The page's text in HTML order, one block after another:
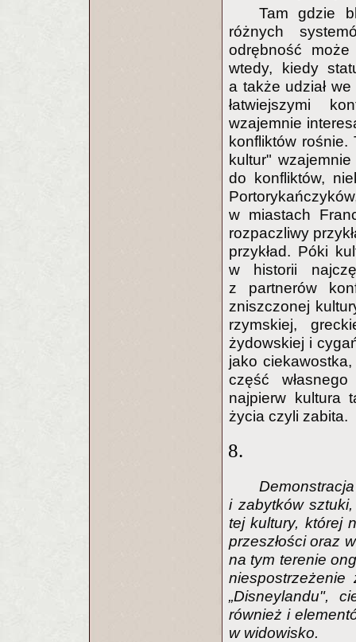
Tam gdzie
różnych
odrębność
wtedy, kiedy
a także udział
łatwiejszymi
wzajemnie
konfliktów
kultur"
do konfliktów,
w miastach
rozpaczliwy
przykład. Póki
w historii
z partnerów
zniszczonej
rzymskiej,
żydowskiej i
jako
część
najpierw kultura
życia czyli zabita.
8.
i zabytków
tej kultury, której
przeszłości oraz
na tym terenie
„Disneylandu",
również i
w widowisko.